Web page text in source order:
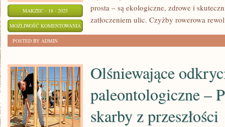
MARZEC - 18 - 2025
MOŻLIWOŚĆ KOMENTOWANIA
BĘDĄ
NIEZBĘDNE
PRZYSZŁYCH
MIASTACH?
ZOSTAŁA WYŁĄCZONA
prosta – są ekologiczne, zdrowe i
zatłoczeniem ulic. Czyżby rowerowa
POSTED BY ADMIN
Olśniewające
paleontologiczne –
skarby z przeszłości